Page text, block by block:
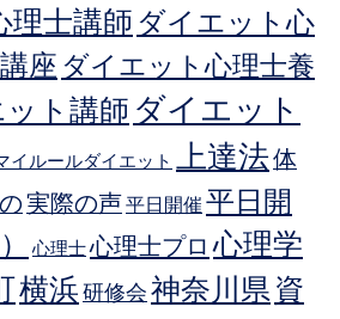
理士講師 ダイエット心
座 ダイエット心理士養
ト講師 ダイエット
イルールダイエット 上達法体
実際の声平日開催 平日開
心理士心理士プロ 心理学
横浜研修会神奈川県 資